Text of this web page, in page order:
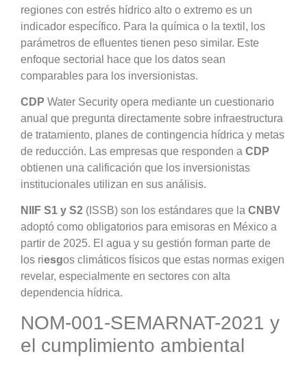
regiones con estrés hídrico alto o extremo es un
indicador específico. Para la química o la textil, los
parámetros de efluentes tienen peso similar. Este
enfoque sectorial hace que los datos sean
comparables para los inversionistas.
CDP Water Security opera mediante un cuestionario
anual que pregunta directamente sobre infraestructura
de tratamiento, planes de contingencia hídrica y metas
de reducción. Las empresas que responden a CDP
obtienen una calificación que los inversionistas
institucionales utilizan en sus análisis.
NIIF S1 y S2 (ISSB) son los estándares que la CNBV
adoptó como obligatorios para emisoras en México a
partir de 2025. El agua y su gestión forman parte de
los riesgos climáticos físicos que estas normas exigen
revelar, especialmente en sectores con alta
dependencia hídrica.
NOM-001-SEMARNAT-2021 y
el cumplimiento ambiental